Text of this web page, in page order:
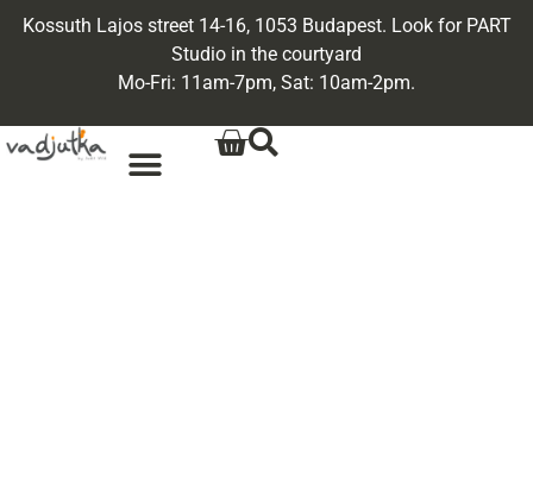
Kossuth Lajos street 14-16, 1053 Budapest. Look for PART
Studio in the courtyard
Mo-Fri: 11am-7pm, Sat: 10am-2pm.